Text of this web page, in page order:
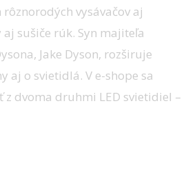
vysávačov aj
sušiče rúk. Syn majiteľa
Jake Dyson, rozširuje
aj o svietidlá. V e-shope sa
z dvoma druhmi LED svietidiel –